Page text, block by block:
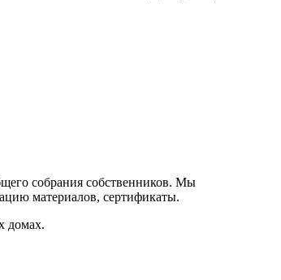
собрания собственников. Мы
материалов, сертификаты.
домах.